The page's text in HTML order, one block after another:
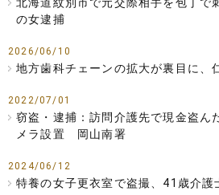
の女逮捕
2026/06/10
地方歯科チェーンの拡大が裏目に、
2022/07/01
窃盗・逮捕：訪問介護先で現金盗
メラ設置 岡山南署
2024/06/12
特養の女子更衣室で盗撮、41歳介護